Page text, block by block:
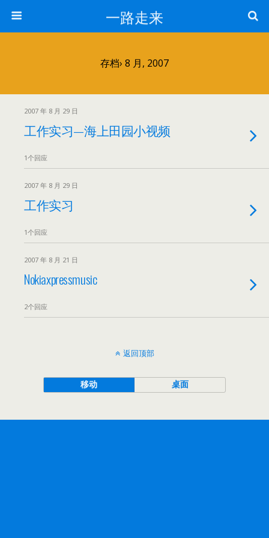
一路走来
存档› 8 月, 2007
2007 年 8 月 29 日
工作实习—海上田园小视频
1个回应
2007 年 8 月 29 日
工作实习
1个回应
2007 年 8 月 21 日
Nokiaxpressmusic
2个回应
返回顶部
移动 桌面